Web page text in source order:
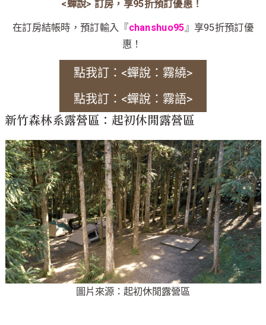
<蟬說> 訂房，享95折預訂優惠！
在訂房結帳時，預訂輸入『chanshuo95』享95折預訂優
惠！
點我訂：<蟬說：霧繞>
點我訂：<蟬說：霧語>
新竹森林系露營區：起初休閒露營區
圖片來源：起初休閒露營區